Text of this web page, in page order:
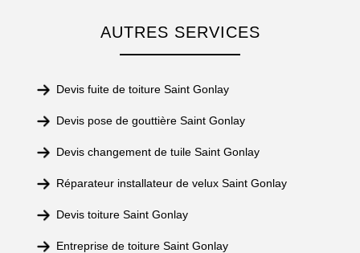
AUTRES SERVICES
Devis fuite de toiture Saint Gonlay
Devis pose de gouttière Saint Gonlay
Devis changement de tuile Saint Gonlay
Réparateur installateur de velux Saint Gonlay
Devis toiture Saint Gonlay
Entreprise de toiture Saint Gonlay